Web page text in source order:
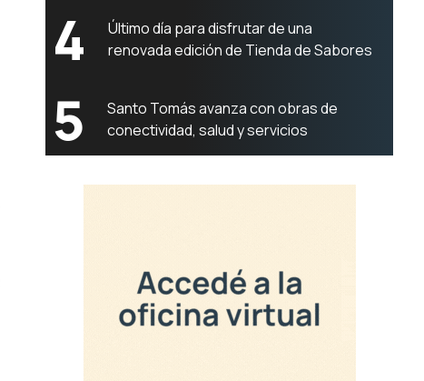
4
Último día para disfrutar de una
renovada edición de Tienda de Sabores
5
Santo Tomás avanza con obras de
conectividad, salud y servicios